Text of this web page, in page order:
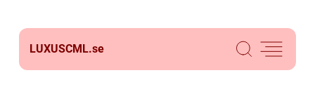
LUXUSCML.se